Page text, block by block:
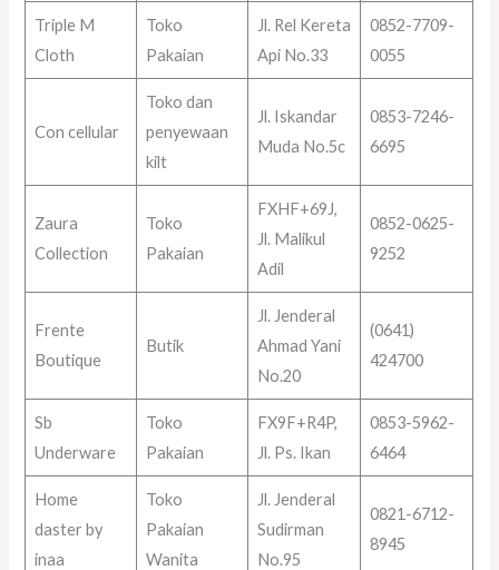
Triple M
Cloth
Toko
Pakaian
Jl. Rel Kereta
Api No.33
0852-7709-
0055
Con cellular
Toko dan
penyewaan
kilt
Jl. Iskandar
Muda No.5c
0853-7246-
6695
Zaura
Collection
Toko
Pakaian
FXHF+69J,
Jl. Malikul
Adil
0852-0625-
9252
Frente
Boutique
Butik
Jl. Jenderal
Ahmad Yani
No.20
(0641)
424700
Sb
Underware
Toko
Pakaian
FX9F+R4P,
Jl. Ps. Ikan
0853-5962-
6464
Home
daster by
inaa
Toko
Pakaian
Wanita
Jl. Jenderal
Sudirman
No.95
0821-6712-
8945